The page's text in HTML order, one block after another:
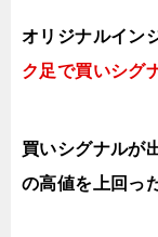
オリジナルイン
ク足で買いシグ
買いシグナルが
の高値を上 回っ